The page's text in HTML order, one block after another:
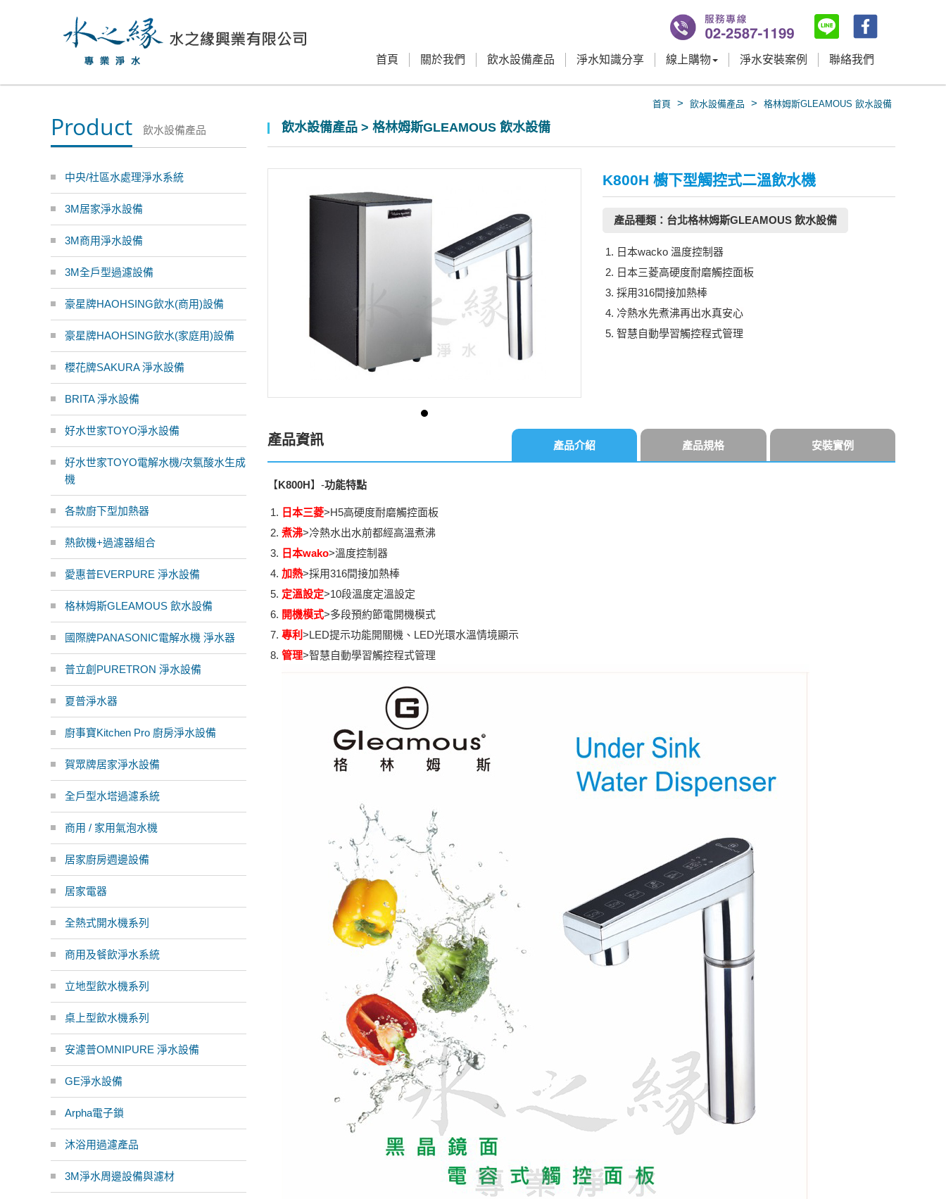
首頁 關於我們 飲水設備產品 淨水知識分享 線上購物 淨水安裝案例 聯絡我們
首頁 > 飲水設備產品 > 格林姆斯GLEAMOUS 飲水設備
飲水設備產品 > 格林姆斯GLEAMOUS 飲水設備
K800H 櫥下型觸控式二溫飲水機
產品種類：台北格林姆斯GLEAMOUS 飲水設備
日本wacko 溫度控制器
日本三菱高硬度耐磨觸控面板
採用316間接加熱棒
冷熱水先煮沸再出水真安心
智慧自動學習觸控程式管理
產品資訊 產品介紹 產品規格 安裝實例
【K800H】-功能特點
日本三菱>H5高硬度耐磨觸控面板
煮沸>冷熱水出水前都經高溫煮沸
日本wako>溫度控制器
加熱>採用316間接加熱棒
定溫設定>10段溫度定溫設定
開機模式>多段預約節電開機模式
專利 >LED提示功能開關機、LED光環水溫情境顯示
管理>智慧自動學習觸控程式管理
Product 飲水設備產品
中央/社區水處理淨水系統
3M居家淨水設備
3M商用淨水設備
3M全戶型過濾設備
豪星牌HAOHSING飲水(商用)設備
豪星牌HAOHSING飲水(家庭用)設備
櫻花牌SAKURA 淨水設備
BRITA 淨水設備
好水世家TOYO淨水設備
好水世家TOYO電解水機/次氯酸水生成
機
各款廚下型加熱器
熱飲機+過濾器組合
愛惠普EVERPURE 淨水設備
格林姆斯GLEAMOUS 飲水設備
國際牌PANASONIC電解水機 淨水器
普立創PURETRON 淨水設備
夏普淨水器
廚事寶Kitchen Pro 廚房淨水設備
賀眾牌居家淨水設備
全戶型水塔過濾系統
商用 / 家用氣泡水機
居家廚房週邊設備
居家電器
全熱式開水機系列
商用及餐飲淨水系統
立地型飲水機系列
桌上型飲水機系列
安濾普OMNIPURE 淨水設備
GE淨水設備
Arpha電子鎖
沐浴用過濾產品
3M淨水周邊設備與濾材